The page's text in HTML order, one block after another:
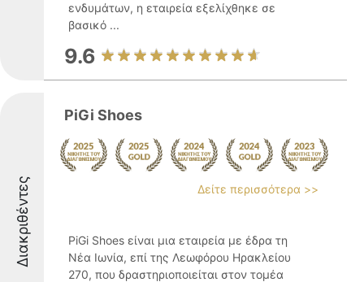
ενδυμάτων, η εταιρεία εξελίχθηκε σε
βασικό ...
9.6
Διακριθέντες
PiGi Shoes
Δείτε περισσότερα >>
PiGi Shoes είναι μια εταιρεία με έδρα τη
Νέα Ιωνία, επί της Λεωφόρου Ηρακλείου
270, που δραστηριοποιείται στον τομέα